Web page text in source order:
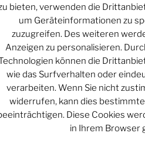
Werbung
bieten, verwenden die
um Geräteinformationen zu
zuzugreifen. Des weiteren
Anzeigen zu personalisieren.
können die
wie das Surfverhalten oder
verarbeiten. Wenn Sie nicht
widerrufen, kann dies
Diese Cookies
in Ihrem Browser